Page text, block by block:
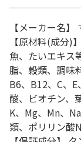
【メーカー名
【原材料(成分)
魚、たいエキス
脂、穀類、調味
B6、B12、C、
酸、ビオチン、
K、Mg、Mn、
類、ポリリン酸